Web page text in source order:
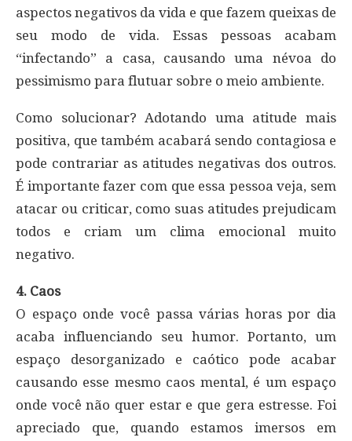
aspectos negativos da vida e que fazem queixas de
seu modo de vida. Essas pessoas acabam
“infectando” a casa, causando uma névoa do
pessimismo para flutuar sobre o meio ambiente.
Como solucionar? Adotando uma atitude mais
positiva, que também acabará sendo contagiosa e
pode contrariar as atitudes negativas dos outros.
É importante fazer com que essa pessoa veja, sem
atacar ou criticar, como suas atitudes prejudicam
todos e criam um clima emocional muito
negativo.
4. Caos
O espaço onde você passa várias horas por dia
acaba influenciando seu humor. Portanto, um
espaço desorganizado e caótico pode acabar
causando esse mesmo caos mental, é um espaço
onde você não quer estar e que gera estresse. Foi
apreciado que, quando estamos imersos em